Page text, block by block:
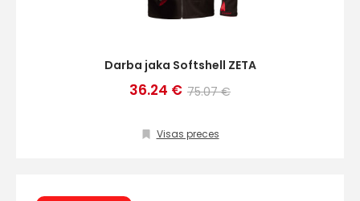
Darba jaka Softshell ZETA
36.24 € 75.07 €
Visas preces